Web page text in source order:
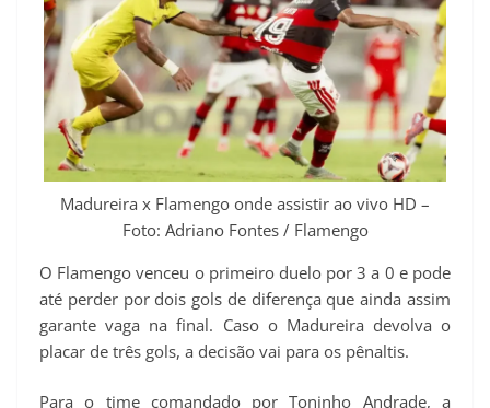
Madureira x Flamengo onde assistir ao vivo HD –
Foto: Adriano Fontes / Flamengo
O Flamengo venceu o primeiro duelo por 3 a 0 e pode
até perder por dois gols de diferença que ainda assim
garante vaga na final. Caso o Madureira devolva o
placar de três gols, a decisão vai para os pênaltis.
Para o time comandado por Toninho Andrade, a